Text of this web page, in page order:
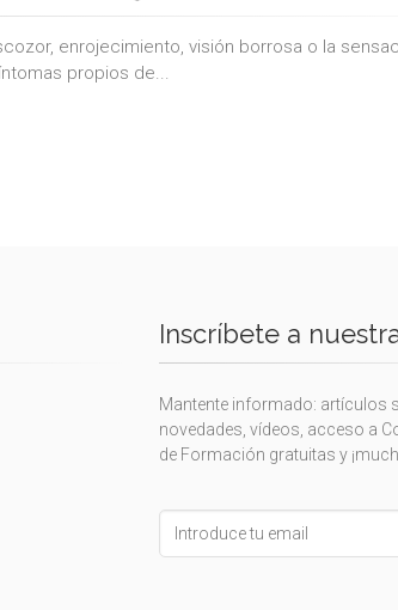
enrojecimiento, visión borrosa o la
propios de...
Inscríbete a
Mantente informado: artículos
novedades, vídeos, acceso a
de Formación gratuitas y
this
field